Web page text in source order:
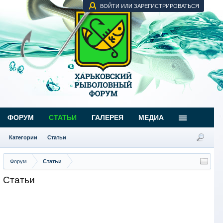
ВОЙТИ ИЛИ ЗАРЕГИСТРИРОВАТЬСЯ
Форум Статьи
Статьи
ФОРУМ СТАТЬИ
Категории Статьи
ГАЛЕРЕЯ МЕДИА